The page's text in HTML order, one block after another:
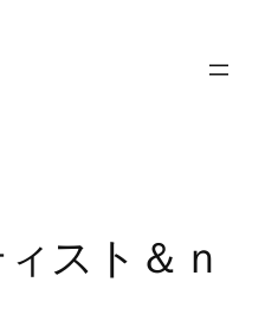
スト＆ｎ